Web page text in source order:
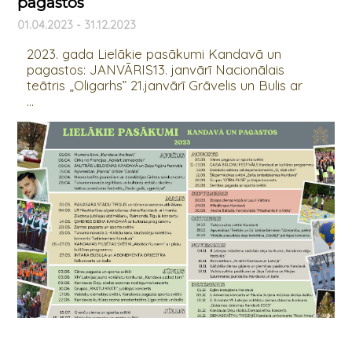
01.04.2023 - 31.12.2023
2023. gada Lielākie pasākumi Kandavā un
pagastos: JANVĀRIS13. janvārī Nacionālais
teātris „Oligarhs” 21.janvārī Grāvelis un Bulis ar
...